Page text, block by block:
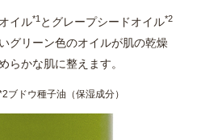
イル*1とグレープシードオイル*2
グリーン色のオイルが肌の乾燥
らかな肌に整えます。
ブドウ種子油（保湿成分）